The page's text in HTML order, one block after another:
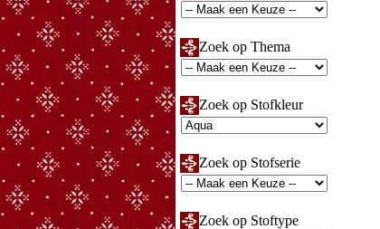
Zoek op Thema
Zoek op Stofkleur
Zoek op Stofserie
Zoek op Stoftype